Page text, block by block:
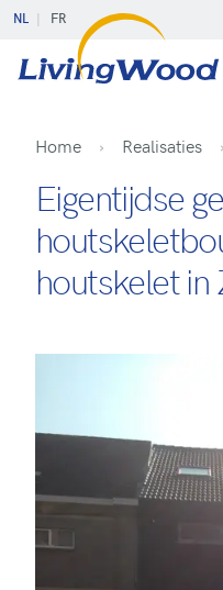
NL FR
Home Realisaties
Eigentijdse
houtskelet